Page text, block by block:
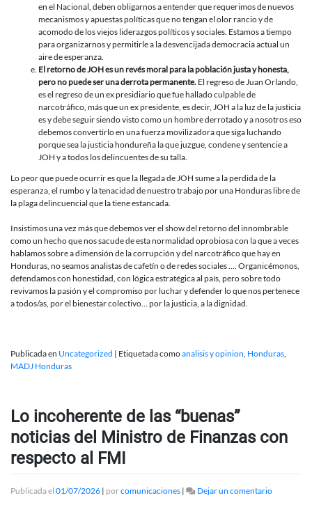
en el Nacional, deben obligarnos a entender que requerimos de nuevos
mecanismos y apuestas políticas que no tengan el olor rancio y de
acomodo de los viejos liderazgos políticos y sociales. Estamos a tiempo
para organizarnos y permitirle a la desvencijada democracia actual un
aire de esperanza.
El retorno de JOH es un revés moral para la población justa y honesta,
pero no puede ser una derrota permanente. El regreso de Juan Orlando,
es el regreso de un ex presidiario que fue hallado culpable de
narcotráfico, más que un ex presidente, es decir, JOH a la luz de la justicia
es y debe seguir siendo visto como un hombre derrotado y a nosotros eso
debemos convertirlo en una fuerza movilizadora que siga luchando
porque sea la justicia hondureña la que juzgue, condene y sentencie a
JOH y a todos los delincuentes de su talla.
Lo peor que puede ocurrir es que la llegada de JOH sume a la perdida de la
esperanza, el rumbo y la tenacidad de nuestro trabajo por una Honduras libre de
la plaga delincuencial que la tiene estancada.
Insistimos una vez más que debemos ver el show del retorno del innombrable
como un hecho que nos sacude de esta normalidad oprobiosa con la que a veces
hablamos sobre a dimensión de la corrupción y del narcotráfico que hay en
Honduras, no seamos analistas de cafetín o de redes sociales …. Organicémonos,
defendamos con honestidad, con lógica estratégica al país, pero sobre todo
revivamos la pasión y el compromiso por luchar y defender lo que nos pertenece
a todos/as, por el bienestar colectivo… por la justicia, a la dignidad.
Publicada en Uncategorized | Etiquetada comoanalisis y opinion Honduras
MADJ Honduras
Lo incoherente de las “buenas”
noticias del Ministro de Finanzas con
respecto al FMI
Publicada el 01/07/2026 | porcomunicaciones | Dejar un comentarioen